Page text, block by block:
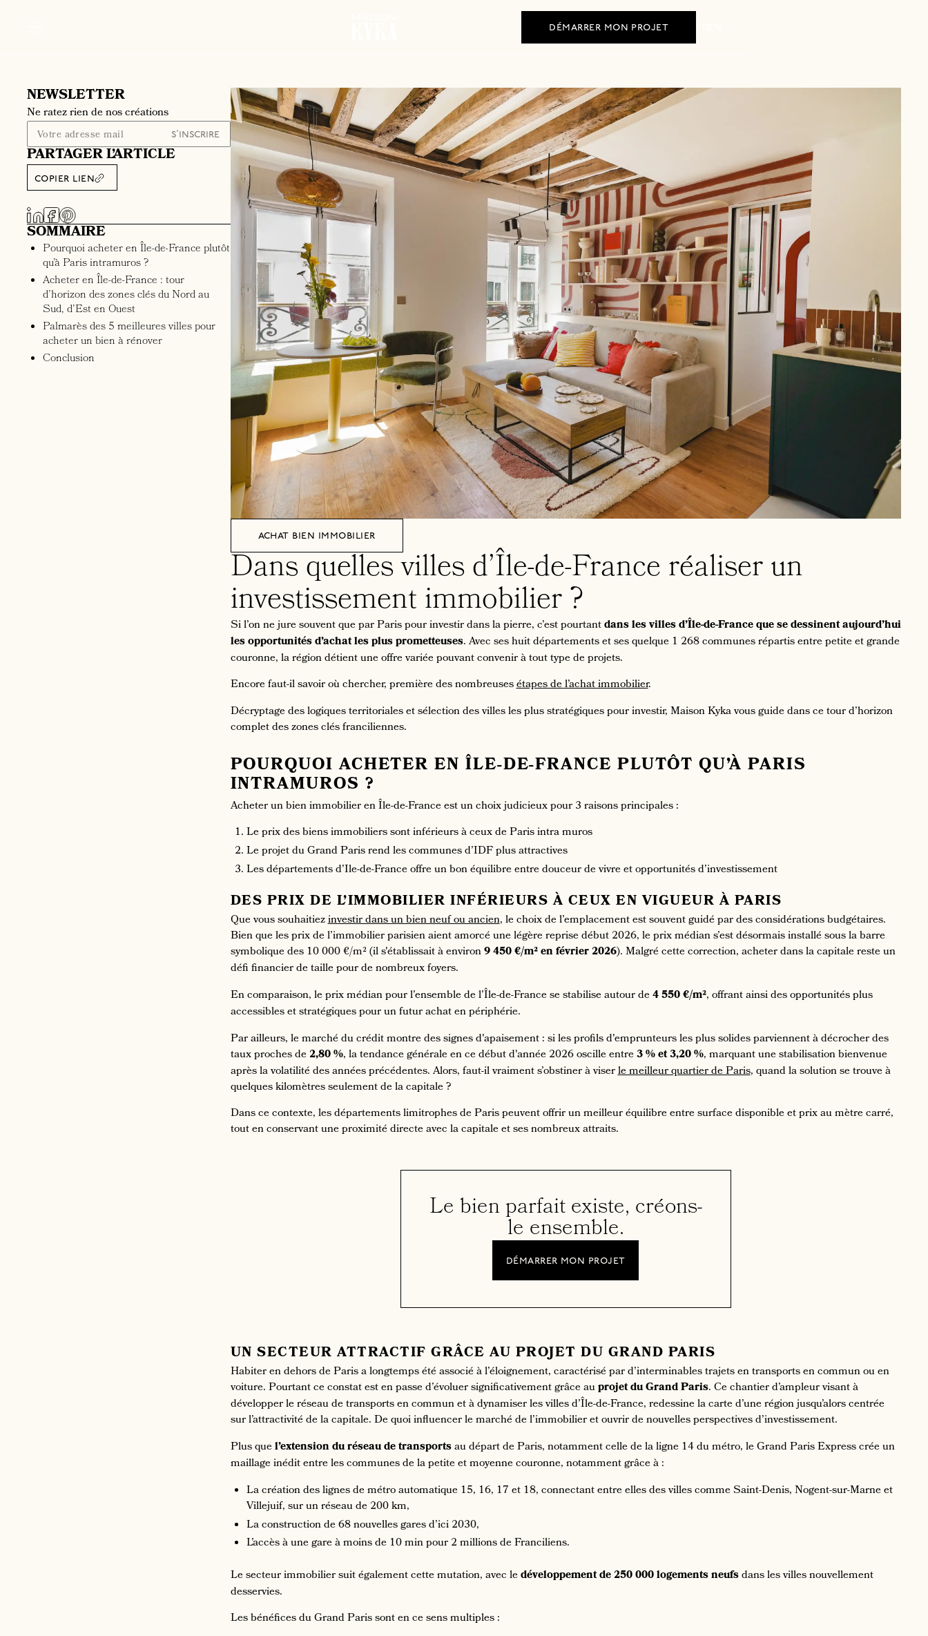
démarrer mon projet
NEWSLETTER
Ne ratez rien de nos créations
PARTAGER L’ARTICLE
copier lien
SOMMAIRE
Pourquoi acheter en Île-de-France plutôt
qu’à Paris intramuros ?
Acheter en Île-de-France : tour
d’horizon des zones clés du Nord au
Sud, d’Est en Ouest
Palmarès des 5 meilleures villes pour
acheter un bien à rénover
Conclusion
achat bien immobilier
Dans quelles villes d’Île-de-France réaliser un
investissement immobilier ?
Si l’on ne jure souvent que par Paris pour investir dans la pierre, c’est pourtantdans les villes d’Île-de-France que se dessinent aujourd’hui
les opportunités d’achat les plus prometteuses. Avec ses huit départements et ses quelque 1 268 communes répartis entre petite et grande
couronne, la région détient une offre variée pouvant convenir à tout type de projets.
Encore faut-il savoir où chercher, première des nombreusesétapes de l’achat immobilier.
Décryptage des logiques territoriales et sélection des villes les plus stratégiques pour investir, Maison Kyka vous guide dans ce tour d’horizon
complet des zones clés franciliennes.
POURQUOI ACHETER EN ÎLE-DE-FRANCE PLUTÔT QU’À PARIS
INTRAMUROS ?
Acheter un bien immobilier en Île-de-France est un choix judicieux pour 3 raisons principales :
Le prix des biens immobiliers sont inférieurs à ceux de Paris intra muros
Le projet du Grand Paris rend les communes d’IDF plus attractives
Les départements d’Ile-de-France offre un bon équilibre entre douceur de vivre et opportunités d’investissement
DES PRIX DE L’IMMOBILIER INFÉRIEURS À CEUX EN VIGUEUR À PARIS
Que vous souhaitiezinvestir dans un bien neuf ou ancien, le choix de l’emplacement est souvent guidé par des considérations budgétaires.
Bien que les prix de l’immobilier parisien aient amorcé une légère reprise début 2026, le prix médian s’est désormais installé sous la barre
symbolique des 10 000 €/m² (il s'établissait à environ9 450 €/m² en février 2026). Malgré cette correction, acheter dans la capitale reste un
défi financier de taille pour de nombreux foyers.
En comparaison, le prix médian pour l’ensemble de l’Île-de-France se stabilise autour de4 550 €/m², offrant ainsi des opportunités plus
accessibles et stratégiques pour un futur achat en périphérie.
Par ailleurs, le marché du crédit montre des signes d'apaisement : si les profils d'emprunteurs les plus solides parviennent à décrocher des
taux proches de 2,80 %, la tendance générale en ce début d'année 2026 oscille entre3 % et 3,20 %, marquant une stabilisation bienvenue
après la volatilité des années précédentes. Alors, faut-il vraiment s’obstiner à viserle meilleur quartier de Paris, quand la solution se trouve à
quelques kilomètres seulement de la capitale ?
Dans ce contexte, les départements limitrophes de Paris peuvent offrir un meilleur équilibre entre surface disponible et prix au mètre carré,
tout en conservant une proximité directe avec la capitale et ses nombreux attraits.
Le bien parfait existe, créons-
le ensemble.
démarrer mon projet
UN SECTEUR ATTRACTIF GRÂCE AU PROJET DU GRAND PARIS
Habiter en dehors de Paris a longtemps été associé à l’éloignement, caractérisé par d’interminables trajets en transports en commun ou en
voiture. Pourtant ce constat est en passe d’évoluer significativement grâce auprojet du Grand Paris. Ce chantier d’ampleur visant à
développer le réseau de transports en commun et à dynamiser les villes d’Île-de-France, redessine la carte d’une région jusqu’alors centrée
sur l’attractivité de la capitale. De quoi influencer le marché de l’immobilier et ouvrir de nouvelles perspectives d’investissement.
Plus quel’extension du réseau de transportsau départ de Paris, notamment celle de la ligne 14 du métro, le Grand Paris Express crée un
maillage inédit entre les communes de la petite et moyenne couronne, notamment grâce à :
La création des lignes de métro automatique 15, 16, 17 et 18, connectant entre elles des villes comme Saint-Denis, Nogent-sur-Marne et
Villejuif, sur un réseau de 200 km,
La construction de 68 nouvelles gares d’ici 2030,
L’accès à une gare à moins de 10 min pour 2 millions de Franciliens.
Le secteur immobilier suit également cette mutation, avec ledéveloppement de 250 000 logements neufsdans les villes nouvellement
desservies.
Les bénéfices du Grand Paris sont en ce sens multiples :